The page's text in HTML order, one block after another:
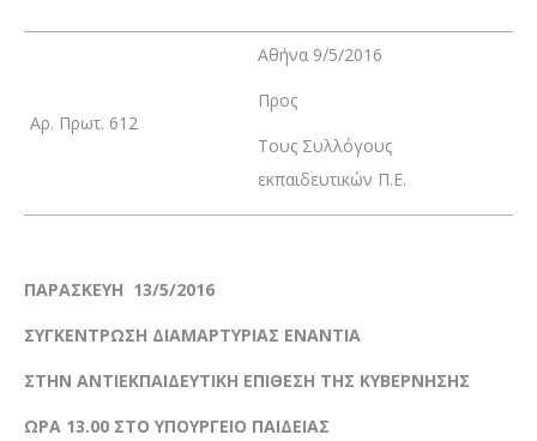
Αρ. Πρωτ. 612
Αθήνα 9/5/2016
Προς
Τους Συλλόγους
εκπαιδευτικών Π.Ε.
ΠΑΡΑΣΚΕΥΗ 13/5/2016
ΣΥΓΚΕΝΤΡΩΣΗ ΔΙΑΜΑΡΤΥΡΙΑΣ ΕΝΑΝΤΙΑ
ΣΤΗΝ ΑΝΤΙΕΚΠΑΙΔΕΥΤΙΚΗ ΕΠΙΘΕΣΗ ΤΗΣ ΚΥΒΕΡΝΗΣΗΣ
ΩΡΑ 13.00 ΣΤΟ ΥΠΟΥΡΓΕΙΟ ΠΑΙΔΕΙΑΣ